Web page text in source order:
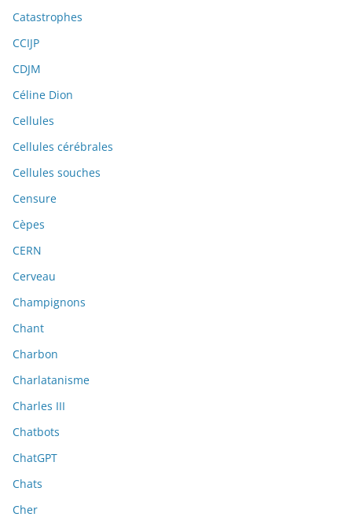
Catastrophes
CCIJP
CDJM
Céline Dion
Cellules
Cellules cérébrales
Cellules souches
Censure
Cèpes
CERN
Cerveau
Champignons
Chant
Charbon
Charlatanisme
Charles III
Chatbots
ChatGPT
Chats
Cher